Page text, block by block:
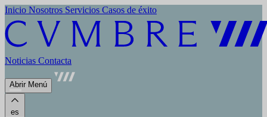
Inicio Nosotros Servicios Casos de éxito
Noticias Contacta
Abrir Menú
es